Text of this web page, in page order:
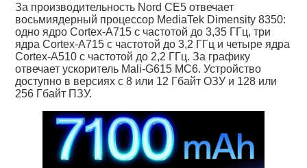
За производительность Nord CE5 отвечает
восьмиядерный процессор MediaTek Dimensity 8350:
одно ядро Cortex-A715 с частотой до 3,35 ГГц, три
ядра Cortex-A715 с частотой до 3,2 ГГц и четыре ядра
Cortex-A510 с частотой до 2,2 ГГц. За графику
отвечает ускоритель Mali-G615 MC6. Устройство
доступно в версиях с 8 или 12 Гбайт ОЗУ и 128 или
256 Гбайт ПЗУ.